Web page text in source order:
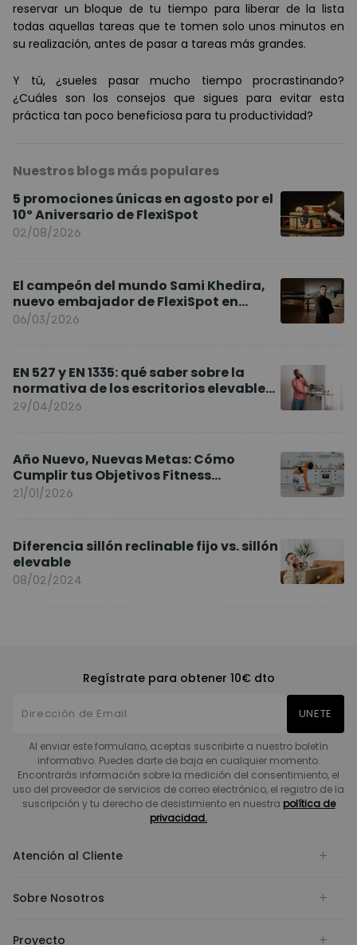
reservar un bloque de tu tiempo para liberar de la lista
todas aquellas tareas que te tomen solo unos minutos en
su realización, antes de pasar a tareas más grandes.
Y tú, ¿sueles pasar mucho tiempo procrastinando?
¿Cuáles son los consejos que sigues para evitar esta
práctica tan poco beneficiosa para tu productividad?
Nuestros blogs más populares
5 promociones únicas en agosto por el
10º Aniversario de FlexiSpot
02/08/2026
El campeón del mundo Sami Khedira,
nuevo embajador de FlexiSpot en
Europa
06/03/2026
EN 527 y EN 1335: qué saber sobre la
normativa de los escritorios elevables
y sillas ergonómicas
29/04/2026
Año Nuevo, Nuevas Metas: Cómo
Cumplir tus Objetivos Fitness
Entrenando en Casa
21/01/2026
Diferencia sillón reclinable fijo vs. sillón
elevable
08/02/2024
Regístrate para obtener 10€ dto
UNETE
Al enviar este formulario, aceptas suscribirte a nuestro boletín
informativo. Puedes darte de baja en cualquier momento.
Encontrarás información sobre la medición del consentimiento, el
uso del proveedor de servicios de correo electrónico, el registro de la
suscripción y tu derecho de desistimiento en nuestra política de
privacidad.
Atención al Cliente
Sobre Nosotros
Proyecto